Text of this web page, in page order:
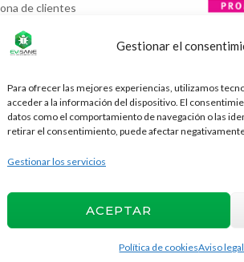
Gestionar el
Para ofrecer las mejores experiencias, utilizamos
acceder a la información del dispositivo. El
datos como el comportamiento de navegación o las
retirar el consentimiento, puede afectar
Gestionar los servicios
ACEPTAR
Política de cookiesAviso
de clientes
Planificación y contratos
Manejo de plagas
Almacenes y vehículos